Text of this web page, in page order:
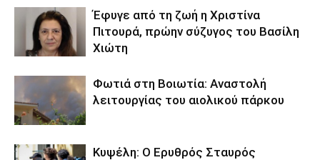
Έφυγε από τη ζωή η Χριστίνα
Πιτουρά, πρώην σύζυγος του Βασίλη
Χιώτη
Φωτιά στη Βοιωτία: Αναστολή
λειτουργίας του αιολικού πάρκου
Κυψέλη: Ο Ερυθρός Σταυρός